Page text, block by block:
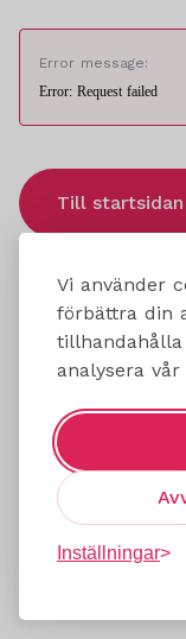
Vi använder
förbättra din
analysera
Inställningar
Error message:
Error: Request failed
Till startsidan